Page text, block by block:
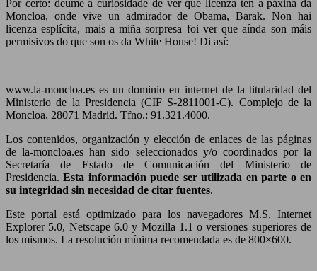
Por certo: deume a curiosidade de ver que licenza ten a páxina da
Moncloa, onde vive un admirador de Obama, Barak. Non hai
licenza esplícita, mais a miña sorpresa foi ver que aínda son máis
permisivos do que son os da White House! Di así:
——————————–
www.la-moncloa.es es un dominio en internet de la titularidad del
Ministerio de la Presidencia (CIF S-2811001-C). Complejo de la
Moncloa. 28071 Madrid. Tfno.: 91.321.4000.
Los contenidos, organización y elección de enlaces de las páginas
de la-moncloa.es han sido seleccionados y/o coordinados por la
Secretaría de Estado de Comunicación del Ministerio de
Presidencia.Esta información puede ser utilizada en parte o en
su integridad sin necesidad de citar fuentes.
Este portal está optimizado para los navegadores M.S. Internet
Explorer 5.0, Netscape 6.0 y Mozilla 1.1 o versiones superiores de
los mismos. La resolución mínima recomendada es de 800×600.
————————————